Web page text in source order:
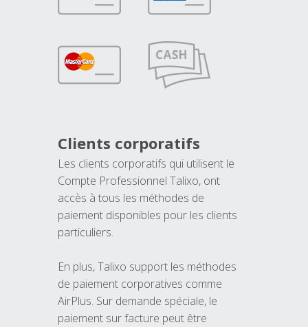
Clients corporatifs
Les clients corporatifs qui utilisent le
Compte Professionnel Talixo, ont
accès à tous les méthodes de
paiement disponibles pour les clients
particuliers.
En plus, Talixo support les méthodes
de paiement corporatives comme
AirPlus. Sur demande spéciale, le
paiement sur facture peut être